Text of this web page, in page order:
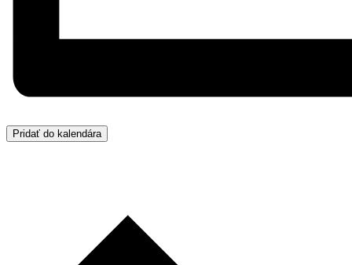
Pridať do kalendára